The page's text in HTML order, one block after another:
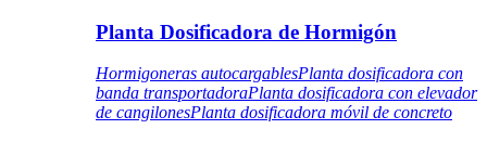
Planta Dosificadora de Hormigón
Hormigoneras autocargablesPlanta dosificadora con
banda transportadoraPlanta dosificadora con elevador
de cangilonesPlanta dosificadora móvil de concreto